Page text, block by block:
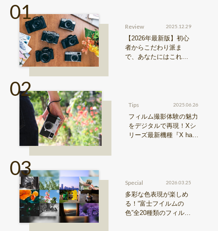
Review 2025.12.29
【2026年最新版】初心
者からこだわり派ま
で、あなたにはこれが
Tips 2025.06.26
フィルム撮影体験の魅力
をデジタルで再現！Xシ
リーズ最新機種『X hal
Special 2026.03.25
多彩な色表現が楽しめ
る！“富士フイルムの
色”全20種類のフィルム